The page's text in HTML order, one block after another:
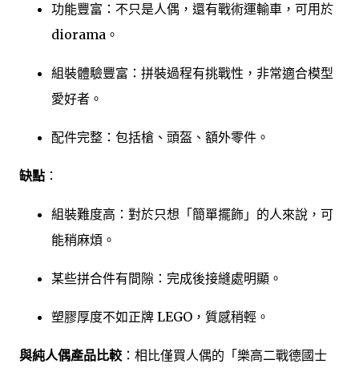
功能豐富：不只是人偶，還有戰術運輸車，可用於
diorama。
組裝體驗豐富：拼裝過程有挑戰性，非常適合模型
愛好者。
配件完整：包括槍、頭盔、額外零件。
缺點 ：
組裝難度高：對於只想「簡單擺飾」的人來說，可
能稍麻煩。
某些拼合件有間隙：完成後接縫處明顯。
塑膠厚度不如正牌 LEGO，質感稍輕。
與純人偶產品比較 ：相比僅買人偶的「樂高二戰德國士